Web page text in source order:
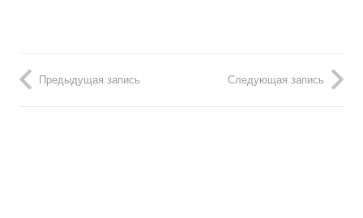
Предыдущая запись Следующая запись